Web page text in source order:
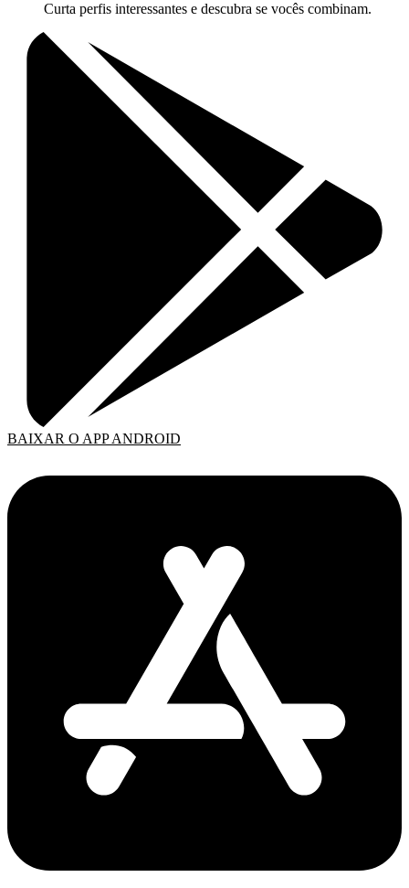
Curta perfis interessantes e descubra se vocês combinam.
BAIXAR O APP ANDROID